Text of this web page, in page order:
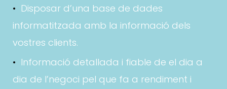
Disposar d’una base de dades
informatitzada amb la informació dels
vostres clients.
Informació detallada i fiable de el dia a
dia de l’negoci pel que fa a rendiment i